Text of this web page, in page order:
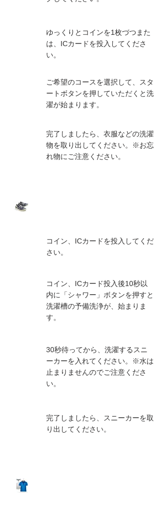
ゆっくりとコインを1枚づつまた
は、ICカードを投入してくださ
い。
ご希望のコースを選択して、スタ
ートボタンを押していただくと洗
濯が始まります。
完了しましたら、衣服などの洗濯
物を取り出してください。※お忘
れ物にご注意ください。
コイン、ICカードを投入してくだ
さい。
コイン、ICカード投入後10秒以
内に「シャワー」ボタンを押すと
洗濯槽の予備洗浄が、始まりま
す。
30秒待ってから、洗濯するスニ
ーカーを入れてください。※水は
止まりませんのでご注意くださ
い。
完了しましたら、スニーカーを取
り出してください。